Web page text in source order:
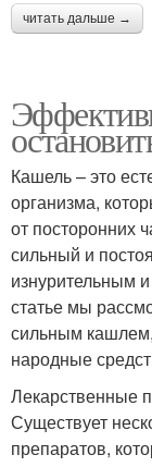
читать дальше →
Кашель – это
организма,
от посторонних
сильный и
изнурительным
статье мы
сильным
народные
Лекарственные
Существует
препаратов,